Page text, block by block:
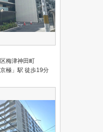
梅津神田町
極」駅 徒歩19分